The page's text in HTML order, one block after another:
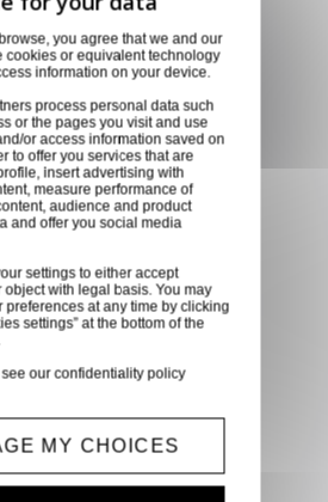
vos produits
en magasin ou
points relais de notre
GLS, partout en
métropolitaine et en
24h et 48h après
des produits
transporteur.
sécurisé
CB, virement,
you agree that we and our
cookies or equivalent technology
information on your device.
process personal data such
or the pages you visit and use
or access information saved on
to offer you services that are
insert advertising with
measure performance of
audience and product
and offer you social media
settings to either accept
object with legal basis. You may
preferences at any time by clicking
settings” at the bottom of the
see ourconfidentiality policy
MY CHOICES